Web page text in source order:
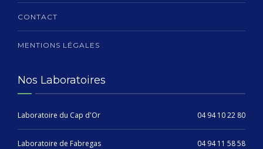
CONTACT
MENTIONS LÉGALES
Nos Laboratoires
Laboratoire du Cap d'Or 04 94 10 22 80
Laboratoire de Fabregas 04 94 11 58 58